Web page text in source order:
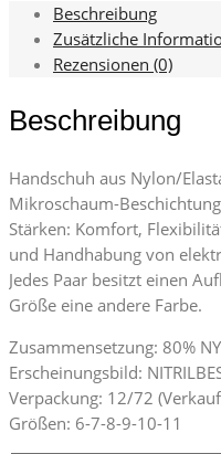
Beschreibung
Zusätzliche
Rezensionen (0)
Beschreibung
Handschuh aus Nylon/
Mikroschaum-
Stärken: Komfort,
und Handhabung von
Jedes Paar besitzt einen
Größe eine andere Farbe.
Zusammensetzung: 80%
Erscheinungsbild:
Verpackung: 12/72
Größen: 6-7-8-9-10-11